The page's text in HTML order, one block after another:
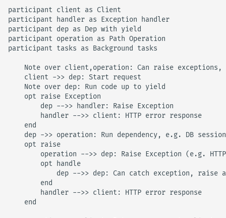
participant client as Client
participant handler as Exception handler
participant dep as Dep with yield
participant operation as Path Operation
participant tasks as Background tasks
Note over client,operation: Can raise exceptions,
    client ->> dep: Start request
    Note over dep: Run code up to yield
    opt raise Exception
        dep -->> handler: Raise Exception
        handler -->> client: HTTP error response
    end
    dep ->> operation: Run dependency, e.g. DB session
    opt raise
operation -->> dep: Raise Exception (e.g.
        opt handle
dep -->> dep: Can catch exception, raise
        end
        handler -->> client: HTTP error response
    end